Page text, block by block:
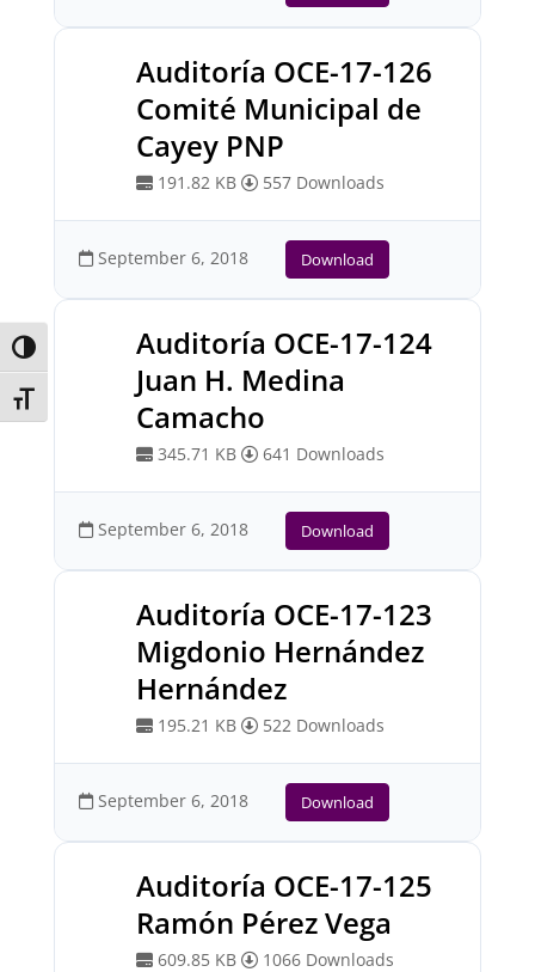
Toggle High Contrast
Toggle Font size
Auditoría OCE-17-126
Comité Municipal de
Cayey PNP
191.82 KB 557 Downloads
September 6, 2018 Download
Auditoría OCE-17-124
Juan H. Medina
Camacho
345.71 KB 641 Downloads
September 6, 2018 Download
Auditoría OCE-17-123
Migdonio Hernández
Hernández
195.21 KB 522 Downloads
September 6, 2018 Download
Auditoría OCE-17-125
Ramón Pérez Vega
609.85 KB 1066 Downloads